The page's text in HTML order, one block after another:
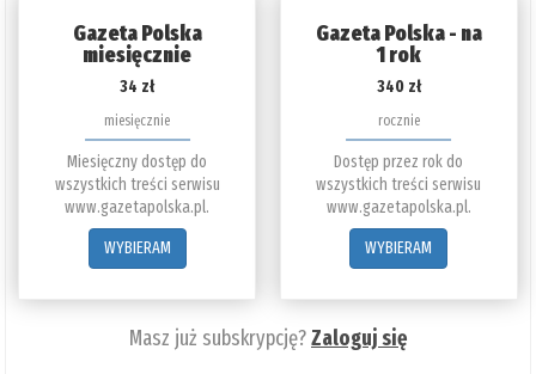
Gazeta Polska
miesięcznie
34 zł
miesięcznie
Miesięczny dostęp do
wszystkich treści serwisu
www.gazetapolska.pl.
WYBIERAM
Gazeta Polska - na
1 rok
340 zł
rocznie
Dostęp przez rok do
wszystkich treści serwisu
www.gazetapolska.pl.
WYBIERAM
Masz już subskrypcję?Zaloguj się